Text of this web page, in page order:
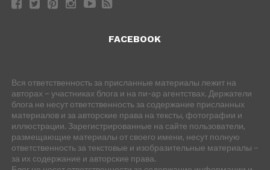
FACEBOOK
Вся ответственность за присланные материалы лежит на
авторах – участниках блога и на пи-ар агентствах. Держатели
блога не несут ответственность за содержание присланных
материалов и за авторские права на тексты, фотографии и
иллюстрации. Зарегистрированные на сайте пользователи,
размещающие материалы от своего имени, несут полную
ответственность за текстовые и изобразительные материалы –
за их содержание и авторские права.